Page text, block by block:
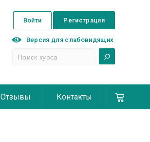
Регистрация
Войти
Версия для слабовидящих
Отзывы Контакты